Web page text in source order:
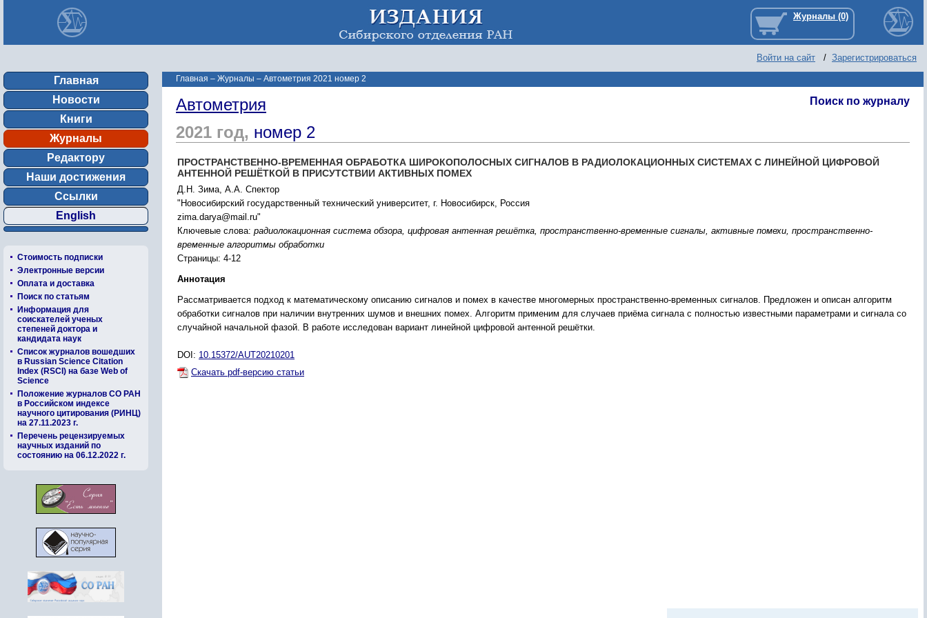
Войти на сайт / Зарегистрироваться
Главная
Новости
Книги
Журналы
Редактору
Наши достижения
Ссылки
English
Стоимость подписки
Электронные версии
Оплата и доставка
Поиск по статьям
Информация для
соискателей ученых
степеней доктора и
кандидата наук
Список журналов вошедших
в Russian Science Citation
Index (RSCI) на базе Web of
Science
Положение журналов СО РАН
в Российском индексе
научного цитирования (РИНЦ)
на 27.11.2023 г.
Перечень рецензируемых
научных изданий по
состоянию на 06.12.2022 г.
Главная – Журналы – Автометрия 2021 номер 2
Поиск по журналу
Автометрия
2021 год, номер 2
ПРОСТРАНСТВЕННО-ВРЕМЕННАЯ ОБРАБОТКА ШИРОКОПОЛОСНЫХ СИГНАЛОВ В РАДИОЛОКАЦИОННЫХ СИСТЕМАХ С ЛИНЕЙНОЙ ЦИФРОВОЙ
АНТЕННОЙ РЕШЁТКОЙ В ПРИСУТСТВИИ АКТИВНЫХ ПОМЕХ
Д.Н. Зима, А.А. Спектор
"Новосибирский государственный технический университет, г. Новосибирск, Россия
zima.darya@mail.ru"
Ключевые слова: радиолокационная система обзора, цифровая антенная решётка, пространственно-временные сигналы, активные помехи, пространственно-
временные алгоритмы обработки
Страницы: 4-12
Аннотация
Рассматривается подход к математическому описанию сигналов и помех в качестве многомерных пространственно-временных сигналов. Предложен и описан алгоритм
обработки сигналов при наличии внутренних шумов и внешних помех. Алгоритм применим для случаев приёма сигнала с полностью известными параметрами и сигнала со
случайной начальной фазой. В работе исследован вариант линейной цифровой антенной решётки.
DOI: 10.15372/AUT20210201
Скачать pdf-версию статьи